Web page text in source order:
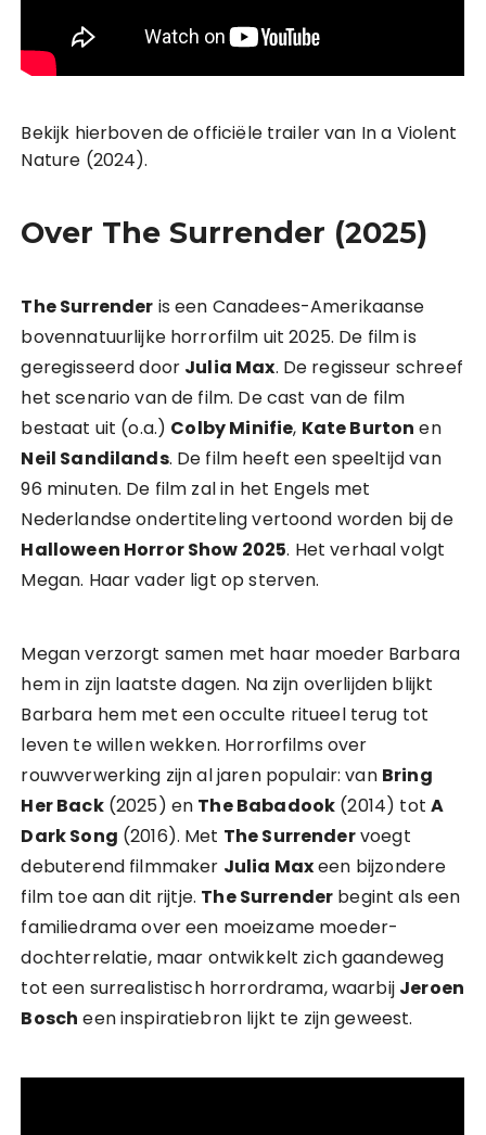
Bekijk hierboven de officiële trailer van In a Violent
Nature (2024).
Over The Surrender (2025)
The Surrender is een Canadees-Amerikaanse
bovennatuurlijke horrorfilm uit 2025. De film is
geregisseerd door Julia Max. De regisseur schreef
het scenario van de film. De cast van de film
bestaat uit (o.a.) Colby Minifie, Kate Burton en
Neil Sandilands. De film heeft een speeltijd van
96 minuten. De film zal in het Engels met
Nederlandse ondertiteling vertoond worden bij de
Halloween Horror Show 2025. Het verhaal volgt
Megan. Haar vader ligt op sterven.
Megan verzorgt samen met haar moeder Barbara
hem in zijn laatste dagen. Na zijn overlijden blijkt
Barbara hem met een occulte ritueel terug tot
leven te willen wekken. Horrorfilms over
rouwverwerking zijn al jaren populair: van Bring
Her Back(2025) en The Babadook (2014) tot A
Dark Song (2016). Met The Surrendervoegt
debuterend filmmaker Julia Maxeen bijzondere
film toe aan dit rijtje. The Surrender begint als een
familiedrama over een moeizame moeder-
dochterrelatie, maar ontwikkelt zich gaandeweg
tot een surrealistisch horrordrama, waarbij Jeroen
Bosch een inspiratiebron lijkt te zijn geweest.